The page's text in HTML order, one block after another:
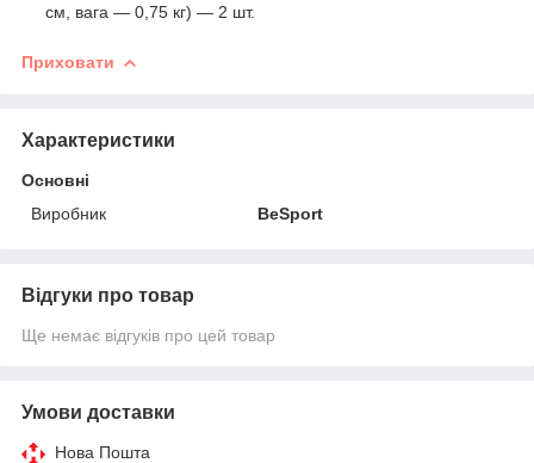
см, вага — 0,75 кг) — 2 шт.
Приховати
Характеристики
Основні
Виробник
BeSport
Відгуки про товар
Ще немає відгуків про цей товар
Умови доставки
Нова Пошта